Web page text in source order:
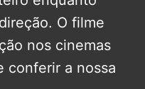
O filme
nos cinemas
conferir a nossa